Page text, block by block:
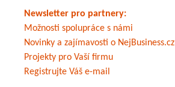
Newsletter pro partnery:
Možnosti spolupráce s námi
Novinky a zajímavosti o NejBusiness.cz
Projekty pro Vaší firmu
Registrujte Váš e-mail